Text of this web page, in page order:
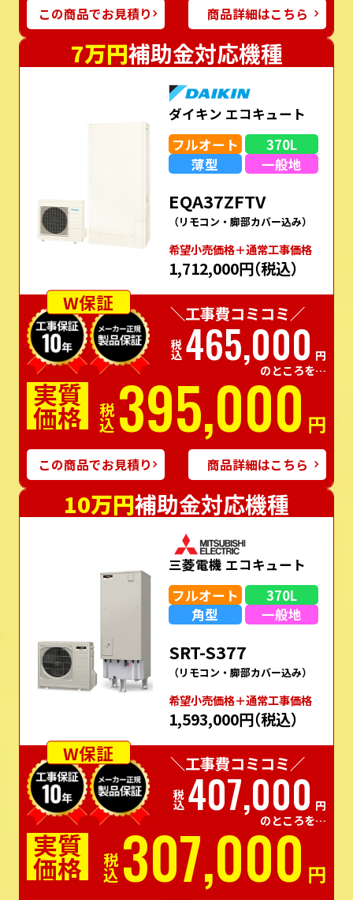
この商品でお見積り 商品詳細はこちら
7万円補助金対応機種
ダイキン エコキュート
フルオート
370L
薄型
一般地
EQA37ZFTV
（リモコン・脚部カバー込み）
希望⼩売価格＋通常⼯事価格
1,712,000円（税込）
W保証
＼工事費コミコミ／
税込465,000 円
のところを…
実質
価格 税込395,000 円
この商品でお見積り 商品詳細はこちら
10万円補助金対応機種
三菱電機 エコキュート
フルオート
370L
角型
一般地
SRT-S377
（リモコン・脚部カバー込み）
希望⼩売価格＋通常⼯事価格
1,593,000円（税込）
W保証
＼工事費コミコミ／
税込407,000 円
のところを…
実質
価格 税込307,000 円